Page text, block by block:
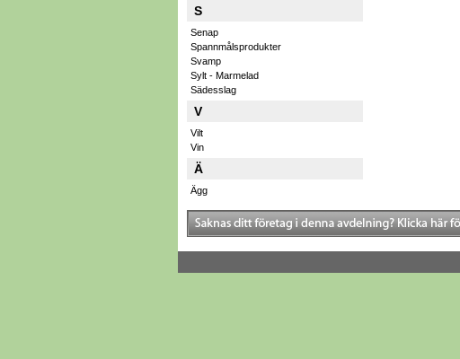
S
Senap
Spannmålsprodukter
Svamp
Sylt - Marmelad
Sädesslag
V
Vilt
Vin
Ä
Ägg